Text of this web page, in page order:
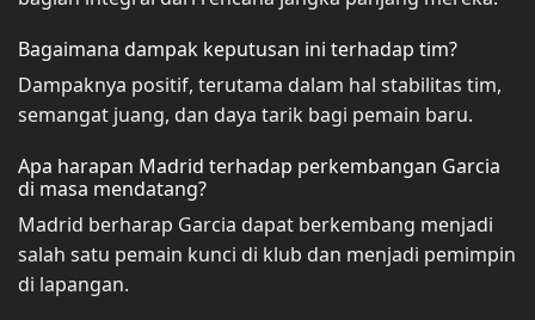
Bagaimana dampak keputusan ini terhadap tim?
Dampaknya positif, terutama dalam hal stabilitas tim,
semangat juang, dan daya tarik bagi pemain baru.
Apa harapan Madrid terhadap perkembangan Garcia
di masa mendatang?
Madrid berharap Garcia dapat berkembang menjadi
salah satu pemain kunci di klub dan menjadi pemimpin
di lapangan.